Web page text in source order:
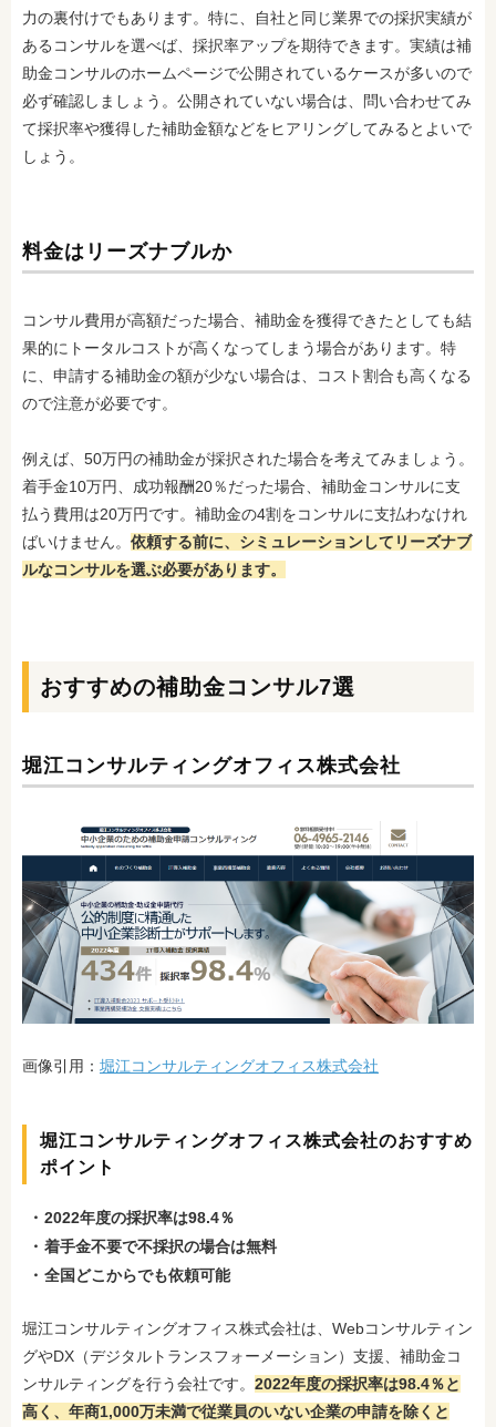
力の裏付けでもあります。特に、自社と同じ業界での採択実績が
あるコンサルを選べば、採択率アップを期待できます。実績は補
助金コンサルのホームページで公開されているケースが多いので
必ず確認しましょう。公開されていない場合は、問い合わせてみ
て採択率や獲得した補助金額などをヒアリングしてみるとよいで
しょう。
料金はリーズナブルか
コンサル費用が高額だった場合、補助金を獲得できたとしても結
果的にトータルコストが高くなってしまう場合があります。特
に、申請する補助金の額が少ない場合は、コスト割合も高くなる
ので注意が必要です。
例えば、50万円の補助金が採択された場合を考えてみましょう。
着手金10万円、成功報酬20％だった場合、補助金コンサルに支
払う費用は20万円です。補助金の4割をコンサルに支払わなけれ
ばいけません。 依頼する前に、シミュレーションしてリーズナブ
ルなコンサルを選ぶ必要があります。
おすすめの補助金コンサル7選
堀江コンサルティングオフィス株式会社
画像引用： 堀江コンサルティングオフィス株式会社
堀江コンサルティングオフィス株式会社のおすすめ
ポイント
2022年度の採択率は98.4％
着手金不要で不採択の場合は無料
全国どこからでも依頼可能
堀江コンサルティングオフィス株式会社は、Webコンサルティン
グやDX（デジタルトランスフォーメーション）支援、補助金コ
ンサルティングを行う会社です。 2022年度の採択率は98.4％と
高く、年商1,000万未満で従業員のいない企業の申請を除くと